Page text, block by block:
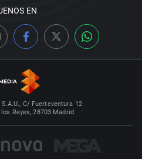
EN
C/ Fuerteventura 12
Reyes, 28703 Madrid